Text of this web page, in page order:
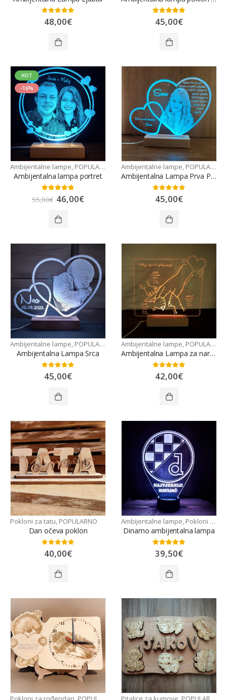
out of 5
48,00€ 5.00 out of 5
45,00€
HOT
-16%
Ambijentalne lampe, POPULARNO
Ambijentalna lampa portret
out of 5
55,00€ 46,00€
Ambijentalne lampe, POPULARNO
Ambijentalna Lampa Prva Pričest/Krštenje/Sv. Potvrda
out of 5
45,00€
Ambijentalne lampe, POPULARNO
Ambijentalna Lampa Srca
out of 5
45,00€
Ambijentalne lampe, POPULARNO
Ambijentalna Lampa za narukvice s rodilišta
out of 5
42,00€
Pokloni za tatu, POPULARNO
Dan očeva poklon
out of 5
40,00€
Ambijentalne lampe, Pokloni za tatu
Dinamo ambijentalna lampa
5.00 out of 5
39,50€